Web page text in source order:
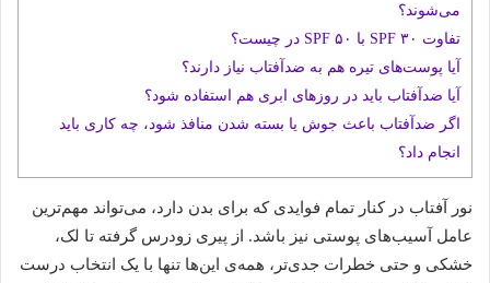
می‌شوند؟
تفاوت SPF ۳۰ با SPF ۵۰ در چیست؟
آیا پوست‌های تیره هم به ضدآفتاب نیاز دارند؟
آیا ضدآفتاب باید در روزهای ابری هم استفاده شود؟
اگر ضدآفتاب باعث جوش یا بسته شدن منافذ شود، چه کاری باید
انجام داد؟
نور آفتاب در کنار تمام فوایدی که برای بدن دارد، می‌تواند مهم‌ترین
عامل آسیب‌های پوستی نیز باشد. از پیری زودرس گرفته تا لک،
خشکی و حتی خطرات جدی‌تر، همه‌ی این‌ها تنها با یک انتخاب درست